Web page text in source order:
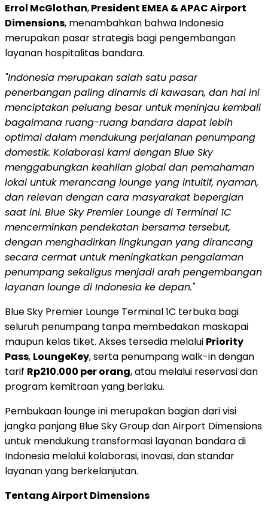
Errol McGlothan,President EMEA & APAC Airport
Dimensions, menambahkan bahwa Indonesia
merupakan pasar strategis bagi pengembangan
layanan hospitalitas bandara.
"Indonesia merupakan salah satu pasar
penerbangan paling dinamis di kawasan, dan hal ini
menciptakan peluang besar untuk meninjau kembali
bagaimana ruang-ruang bandara dapat lebih
optimal dalam mendukung perjalanan penumpang
domestik. Kolaborasi kami dengan Blue Sky
menggabungkan keahlian global dan pemahaman
lokal untuk merancang lounge yang intuitif, nyaman,
dan relevan dengan cara masyarakat bepergian
saat ini. Blue Sky Premier Lounge di Terminal 1C
mencerminkan pendekatan bersama tersebut,
dengan menghadirkan lingkungan yang dirancang
secara cermat untuk meningkatkan pengalaman
penumpang sekaligus menjadi arah pengembangan
layanan lounge di Indonesia ke depan."
Blue Sky Premier Lounge Terminal 1C terbuka bagi
seluruh penumpang tanpa membedakan maskapai
maupun kelas tiket. Akses tersedia melalui Priority
Pass, LoungeKey, serta penumpang walk-in dengan
tarif Rp210.000 per orang, atau melalui reservasi dan
program kemitraan yang berlaku.
Pembukaan lounge ini merupakan bagian dari visi
jangka panjang Blue Sky Group dan Airport Dimensions
untuk mendukung transformasi layanan bandara di
Indonesia melalui kolaborasi, inovasi, dan standar
layanan yang berkelanjutan.
Tentang Airport Dimensions